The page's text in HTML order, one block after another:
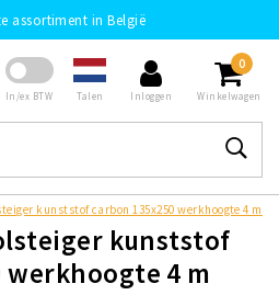
assortiment in België
In/ex BTW Talen Inloggen
0
Winkelwagen
kunststof carbon 135x250 werkhoogte 4 m
kunststof
werkhoogte 4 m